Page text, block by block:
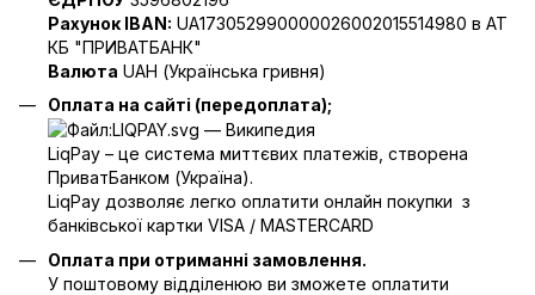
Рахунок IBAN: UA173052990000026002015514980 в АТ
КБ "ПРИВАТБАНК"
Валюта UAH (Українська гривня)
Оплата на сайті (передоплата);
LiqPay – це система миттєвих платежів, створена
ПриватБанком (Україна).
LiqPay дозволяє легко оплатити онлайн покупки з
банківської картки VISA / MASTERCARD
Оплата при отриманні замовлення.
У поштовому відділенюю ви зможете оплатити